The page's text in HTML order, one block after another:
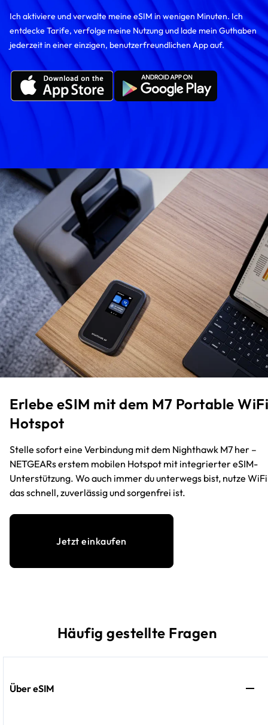
Ich aktiviere und verwalte meine eSIM in wenigen Minuten. Ich
entdecke Tarife, verfolge meine Nutzung und lade mein Guthaben
jederzeit in einer einzigen, benutzerfreundlichen App auf.
Erlebe eSIM mit dem M7 Portable WiFi
Hotspot ​
Stelle sofort eine Verbindung mit dem Nighthawk M7 her –
NETGEARs erstem mobilen Hotspot mit integrierter eSIM-
Unterstützung. Wo auch immer du unterwegs bist, nutze
das schnell, zuverlässig und sorgenfrei ist.
Jetzt einkaufen
Häufig gestellte Fragen
Über eSIM